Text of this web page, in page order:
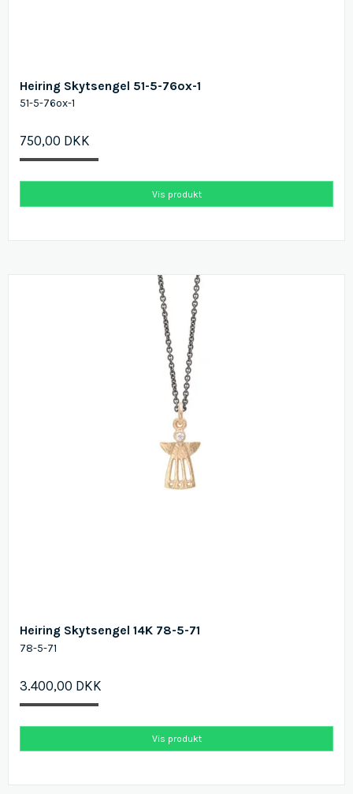
Heiring Skytsengel 51-5-76ox-1
51-5-76ox-1
750,00 DKK
Vis produkt
Heiring Skytsengel 14K 78-5-71
78-5-71
3.400,00 DKK
Vis produkt